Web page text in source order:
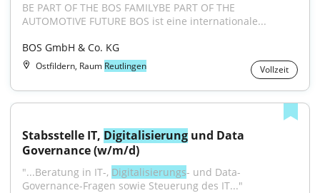
BE PART OF THE BOS FAMILYBE PART OF THE
AUTOMOTIVE FUTURE BOS ist eine internationale...
BOS GmbH & Co. KG
Ostfildern, Raum Reutlingen Vollzeit
Stabsstelle IT, Digitalisierung und Data
Governance (w/m/d)
"...Beratung in IT-, Digitalisierungs- und Data-
Governance-Fragen sowie Steuerung des IT..."